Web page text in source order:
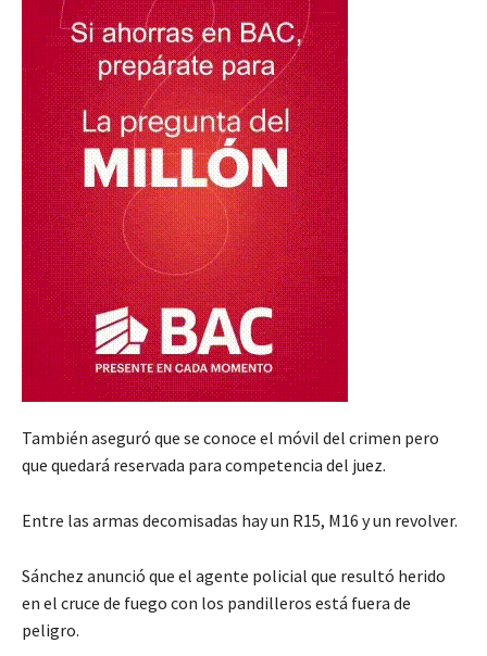
También aseguró que se conoce el móvil del crimen pero
que quedará reservada para competencia del juez.
Entre las armas decomisadas hay un R15, M16 y un revolver.
Sánchez anunció que el agente policial que resultó herido
en el cruce de fuego con los pandilleros está fuera de
peligro.